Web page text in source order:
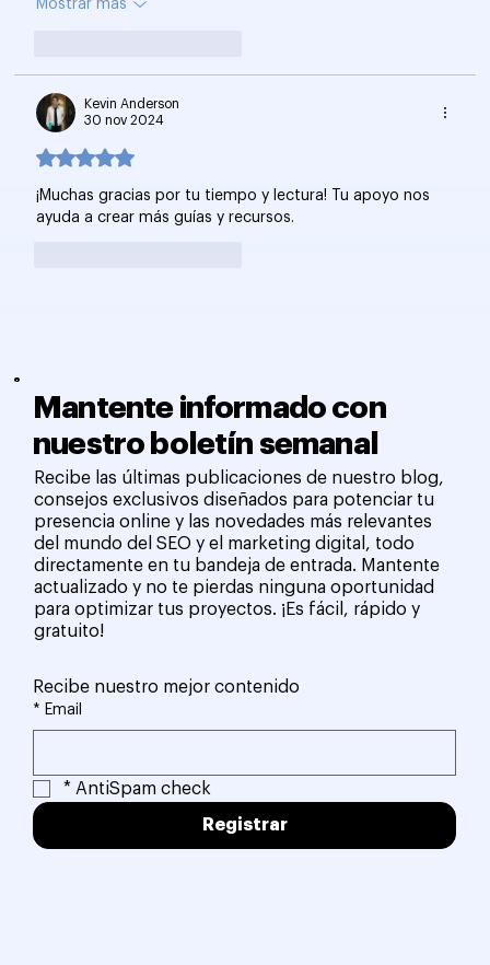
Mantente informado con
nuestro boletín semanal
Recibe las últimas publicaciones de nuestro blog,
consejos exclusivos diseñados para potenciar tu
presencia online y las novedades más relevantes
del mundo del SEO y el marketing digital, todo
directamente en tu bandeja de entrada. Mantente
actualizado y no te pierdas ninguna oportunidad
para optimizar tus proyectos. ¡Es fácil, rápido y
gratuito!
Recibe nuestro mejor contenido
* Email
* AntiSpam check
Registrar
Mostrar más
Kevin Anderson
30 nov 2024
Obtuvo 5 de 5 estrellas.
¡Muchas gracias por tu tiempo y lectura! Tu apoyo nos
ayuda a crear más guías y recursos.